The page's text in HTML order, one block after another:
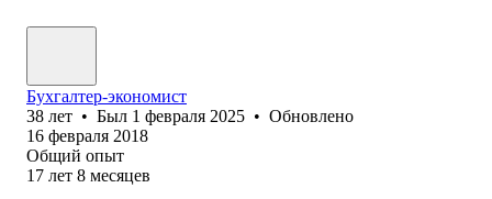
Бухгалтер-экономист
38 лет • Был 1 февраля 2025 • Обновлено
16 февраля 2018
Общий опыт
17 лет 8 месяцев